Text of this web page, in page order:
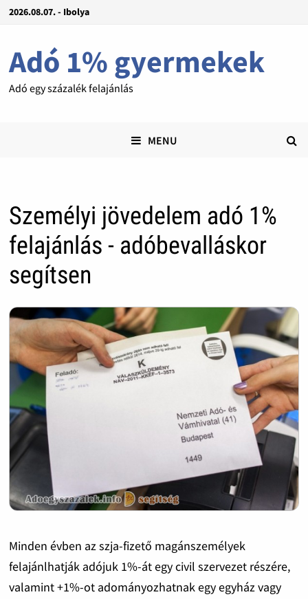
2026.08.07. - Ibolya
Adó 1% gyermekek
Adó egy százalék felajánlás
MENU
Személyi jövedelem adó 1%
felajánlás - adóbevalláskor
segítsen
Minden évben az szja-fizető magánszemélyek
felajánlhatják adójuk 1%-át egy civil szervezet részére,
valamint +1%-ot adományozhatnak egy egyház vagy